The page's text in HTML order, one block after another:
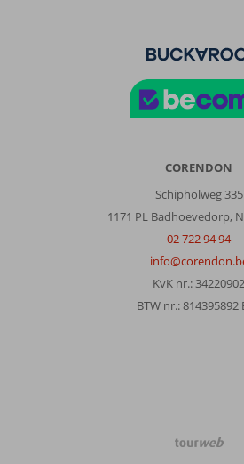
CORENDON
Schipholweg 335
1171 PL Badhoevedorp,
02 722 94 94
KvK nr.: 34220902
BTW nr.: 814395892
TourWeb